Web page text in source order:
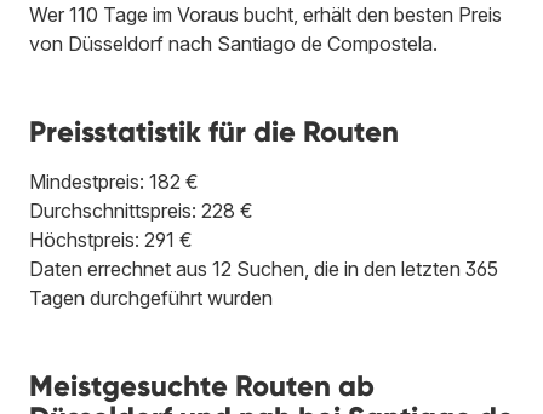
Wer 110 Tage im Voraus bucht, erhält den besten Preis
von Düsseldorf nach Santiago de Compostela.
Preisstatistik für die Routen
Mindestpreis: 182 €
Durchschnittspreis: 228 €
Höchstpreis: 291 €
Daten errechnet aus 12 Suchen, die in den letzten 365
Tagen durchgeführt wurden
Meistgesuchte Routen ab